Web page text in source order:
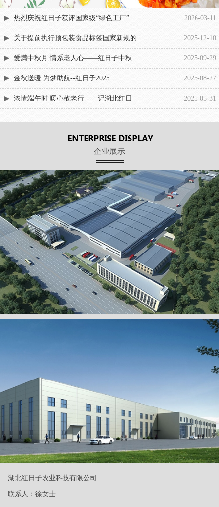
热烈庆祝红日子获评国家级“绿色工厂” 2026-03-11
关于提前执行预包装食品标签国家新规的 2025-12-10
爱满中秋月 情系老人心——红日子中秋 2025-09-29
金秋送暖 为梦助航--红日子2025 2025-08-27
浓情端午时 暖心敬老行——记湖北红日 2025-05-31
企业展示
湖北红日子农业科技有限公司
联系人：徐女士